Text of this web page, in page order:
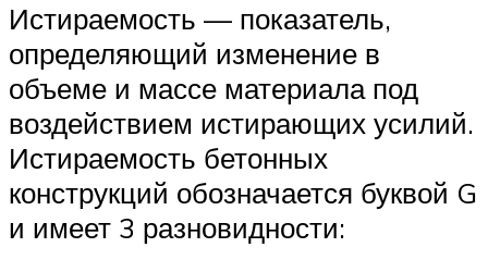
Истираемость — показатель,
определяющий изменение в
объеме и массе материала под
воздействием истирающих усилий.
Истираемость бетонных
конструкций обозначается буквой G
и имеет 3 разновидности: